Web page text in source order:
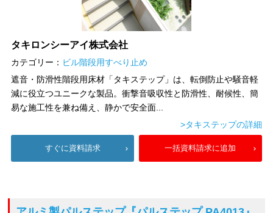
タキロンシーアイ株式会社
カテゴリー： ビル階段用すべり止め
遮音・防滑性階段用床材「タキステップ」は、転倒防止や騒音軽
減に役立つユニークな製品。衝撃音吸収性と防滑性、耐候性、簡
易な施工性を兼ね備え、静かで安全面...
>タキステップの詳細
すぐに資料請求 一括資料請求に追加